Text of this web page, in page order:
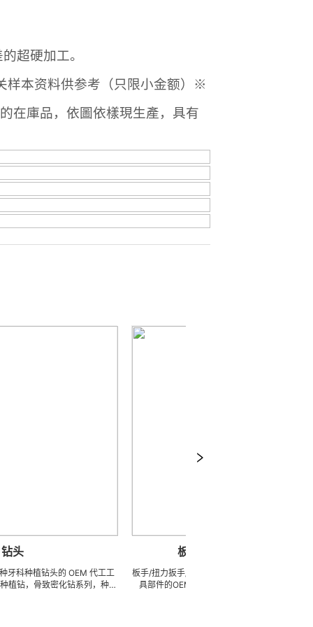
钻头的 OEM 代工工
致密化钻系列，种植
板手/扭力扳手/牙科板手
板手/扭力扳手/牙科板手 LZQ是一家生产各种牙科种植工
具部件的OEM代工工厂，致力于超高防锈高硬度高耐